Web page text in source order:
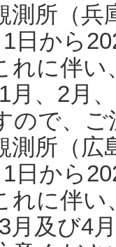
測所（
日から
れに伴い
月、2月
ので、
測所（
日から
れに伴い
月及び4